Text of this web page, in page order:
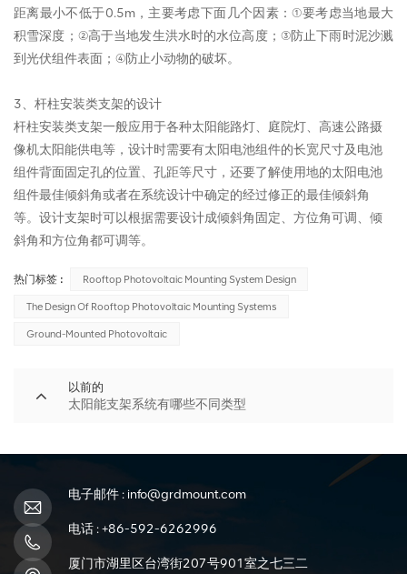
距离最小不低于0.5m，主要考虑下面几个因素：①要考虑当地最大
积雪深度；②高于当地发生洪水时的水位高度；③防止下雨时泥沙溅
到光伏组件表面；④防止小动物的破坏。
3、杆柱安装类支架的设计
杆柱安装类支架一般应用于各种太阳能路灯、庭院灯、高速公路摄
像机太阳能供电等，设计时需要有太阳电池组件的长宽尺寸及电池
组件背面固定孔的位置、孔距等尺寸，还要了解使用地的太阳电池
组件最佳倾斜角或者在系统设计中确定的经过修正的最佳倾斜角
等。设计支架时可以根据需要设计成倾斜角固定、方位角可调、倾
斜角和方位角都可调等。
热门标签 : Rooftop Photovoltaic Mounting System Design
The Design Of Rooftop Photovoltaic Mounting Systems
Ground-Mounted Photovoltaic
以前的
太阳能支架系统有哪些不同类型
电子邮件 : info@grdmount.com
电话 :+86-592-6262996
厦门市湖里区台湾街207号901室之七三二